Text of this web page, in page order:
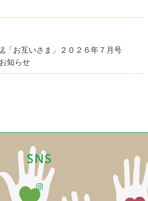
「お互いさま」２０２６年７月号
知らせ
SNS